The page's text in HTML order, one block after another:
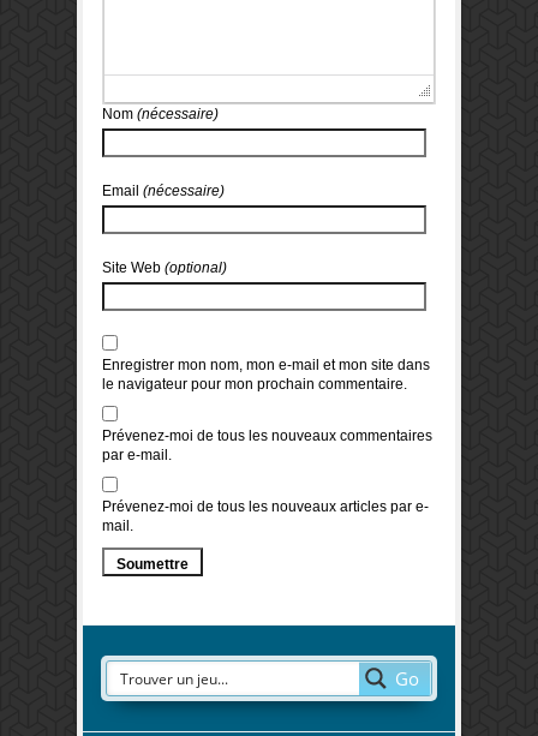
Nom (nécessaire)
Email (nécessaire)
Site Web (optional)
Enregistrer mon nom, mon e-mail et mon site dans
le navigateur pour mon prochain commentaire.
Prévenez-moi de tous les nouveaux commentaires
par e-mail.
Prévenez-moi de tous les nouveaux articles par e-
mail.
Go